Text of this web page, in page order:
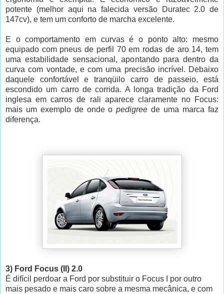
potente (melhor aqui na falecida versão Duratec 2.0 de
147cv), e tem um conforto de marcha excelente.
E o comportamento em curvas é o ponto alto: mesmo
equipado com pneus de perfil 70 em rodas de aro 14, tem
uma estabilidade sensacional, apontando para dentro da
curva com vontade, e com uma precisão incrível. Debaixo
daquele confortável e tranqüilo carro de passeio, está
escondido um carro de corrida. A longa tradição da Ford
inglesa em carros de rali aparece claramente no Focus:
mais um exemplo de onde opedigree de uma marca faz
diferença.
3) Ford Focus (II) 2.0
É difícil perdoar a Ford por substituir o Focus I por outro
mais pesado e mais caro sobre a mesma mecânica, e com